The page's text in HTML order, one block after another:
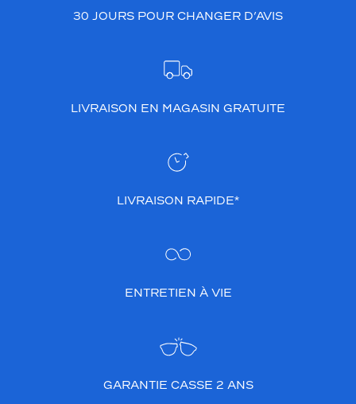
30 JOURS POUR CHANGER D’AVIS
LIVRAISON EN MAGASIN GRATUITE
LIVRAISON RAPIDE*
ENTRETIEN À VIE
GARANTIE CASSE 2 ANS